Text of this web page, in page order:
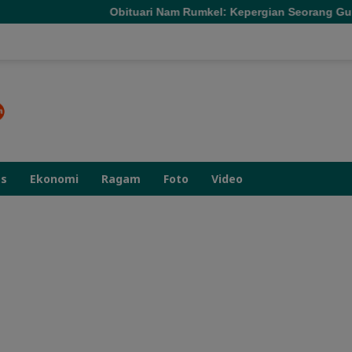
Obituari Nam Rumkel: Kepergian Seorang Guru yang
Ekonomi Ragam Foto Video